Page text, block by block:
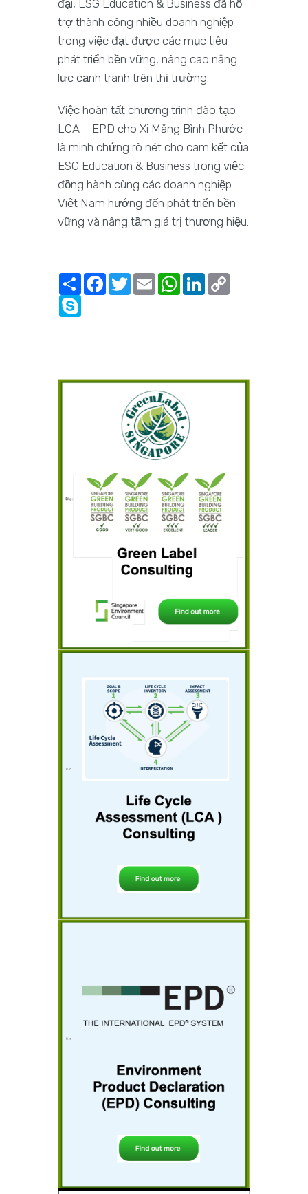
đại, ESG Education & Business đã hỗ
trợ thành công nhiều doanh nghiệp
trong việc đạt được các mục tiêu
phát triển bền vững, nâng cao năng
lực cạnh tranh trên thị trường.
Việc hoàn tất chương trình đào tạo
LCA – EPD cho Xi Măng Bình Phước
là minh chứng rõ nét cho cam kết của
ESG Education & Business trong việc
đồng hành cùng các doanh nghiệp
Việt Nam hướng đến phát triển bền
vững và nâng tầm giá trị thương hiệu.
ShareFacebook
TwitterEmail WhatsApp
LinkedIn